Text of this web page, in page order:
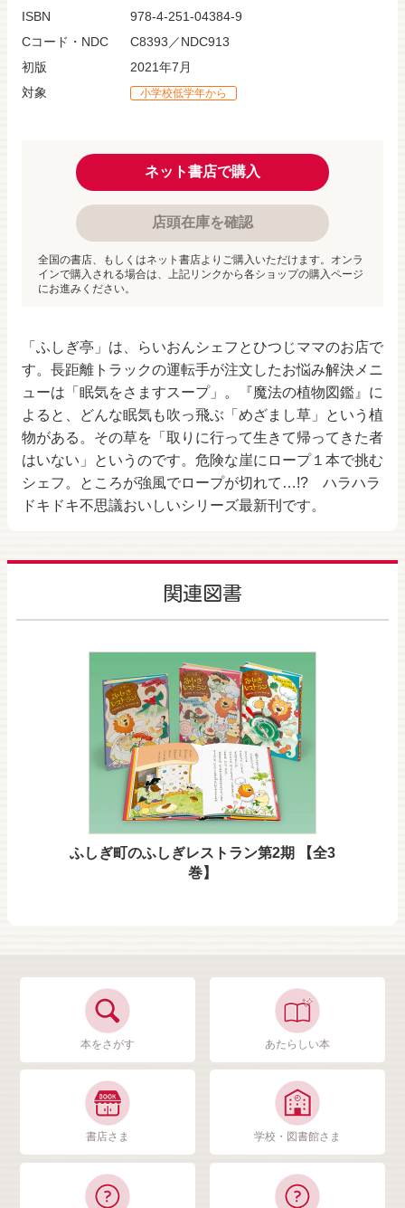
「ふしぎ亭」は、らいおんシェフとひつじママのお店で
す。長距離トラックの運転手が注文したお悩み解決メニ
ューは「眠気をさますスープ」。『魔法の植物図鑑』に
よると、どんな眠気も吹っ飛ぶ「めざまし草」という植
物がある。その草を「取りに行って生きて帰ってきた者
はいない」というのです。危険な崖にロープ１本で挑む
シェフ。ところが強風でロープが切れて…!? ハラハラ
ドキドキ不思議おいしいシリーズ最新刊です。
ISBN
978-4-251-04384-9
Cコード・NDC
C8393／NDC913
初版
2021年7月
対象
小学校低学年から
ネット書店で購入
店頭在庫を確認
全国の書店、もしくはネット書店よりご購入いただけます。オンラ
インで購入される場合は、上記リンクから各ショップの購入ページ
にお進みください。
関連図書
ふしぎ町のふしぎレストラン第2期 【全3
巻】
本をさがす あたらしい本
書店さま 学校・図書館さま